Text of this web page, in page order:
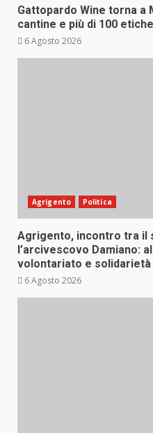
Gattopardo Wine torna a
cantine e più di 100
6 Agosto 2026
Agrigento Politica
Agrigento, incontro tra il
l’arcivescovo Damiano:
volontariato e solidarietà
6 Agosto 2026